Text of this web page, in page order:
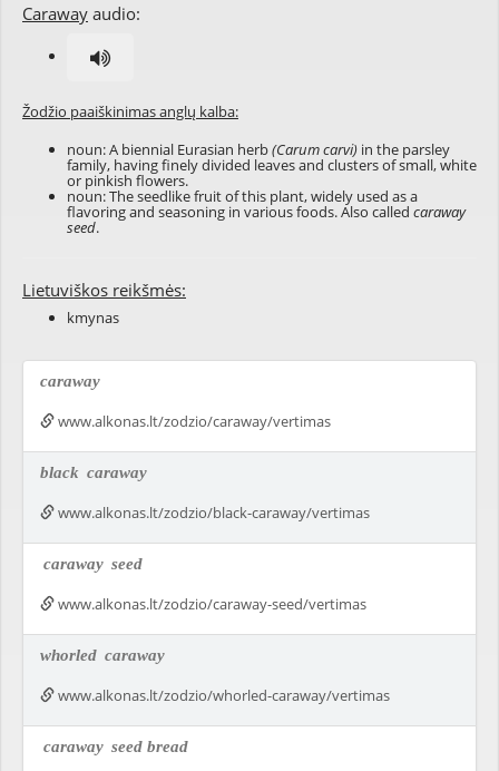
Caraway audio:
Žodžio paaiškinimas anglų kalba:
noun: A biennial Eurasian herb(Carum carvi) in the parsley
family, having finely divided leaves and clusters of small, white
or pinkish flowers.
noun: The seedlike fruit of this plant, widely used as a
flavoring and seasoning in various foods. Also called caraway
seed.
Lietuviškos reikšmės:
kmynas
caraway
www.alkonas.lt/zodzio/caraway/vertimas
black caraway
www.alkonas.lt/zodzio/black-caraway/vertimas
caraway seed
www.alkonas.lt/zodzio/caraway-seed/vertimas
whorled caraway
www.alkonas.lt/zodzio/whorled-caraway/vertimas
caraway seed bread